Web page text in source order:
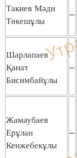
Такиев Мәди
Төкешұлы
–
Шарлапаев
Қанат
Бисимбайұлы
–
Жамаубаев
Ерұлан
Кенжебекұлы
–